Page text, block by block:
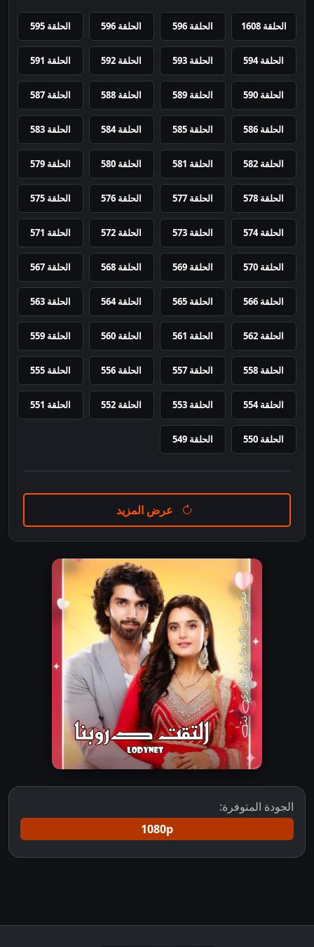
الحلقة 1608 الحلقة 596 الحلقة 596 الحلقة 595
الحلقة 594 الحلقة 593 الحلقة 592 الحلقة 591
الحلقة 590 الحلقة 589 الحلقة 588 الحلقة 587
الحلقة 586 الحلقة 585 الحلقة 584 الحلقة 583
الحلقة 582 الحلقة 581 الحلقة 580 الحلقة 579
الحلقة 578 الحلقة 577 الحلقة 576 الحلقة 575
الحلقة 574 الحلقة 573 الحلقة 572 الحلقة 571
الحلقة 570 الحلقة 569 الحلقة 568 الحلقة 567
الحلقة 566 الحلقة 565 الحلقة 564 الحلقة 563
الحلقة 562 الحلقة 561 الحلقة 560 الحلقة 559
الحلقة 558 الحلقة 557 الحلقة 556 الحلقة 555
الحلقة 554 الحلقة 553 الحلقة 552 الحلقة 551
الحلقة 550 الحلقة 549
عرض المزيد
الجودة المتوفرة:
1080p